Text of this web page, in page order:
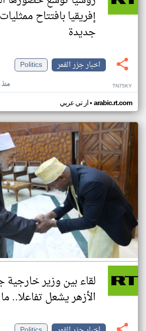
جديدة
اخبار جزر القمر
Politics
TN75KY
ار تي عربي• arabic.rt.com
لقاء بين وزير خارجية
الأزهر يشعل تفاعلا..